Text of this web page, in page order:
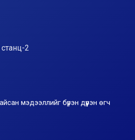
2
мэдээллийг бүрэн дүүрэн өгч